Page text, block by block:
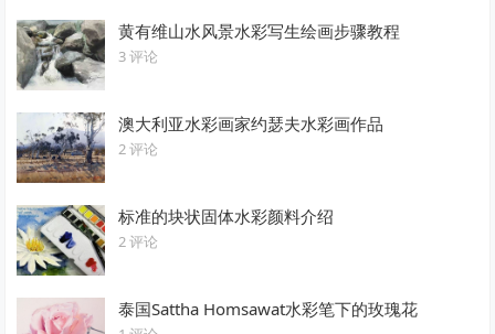
黄有维山水风景水彩写生绘画步骤教程
3 评论
澳大利亚水彩画家约瑟夫水彩画作品
2 评论
标准的块状固体水彩颜料介绍
2 评论
泰国Sattha Homsawat水彩笔下的玫瑰花